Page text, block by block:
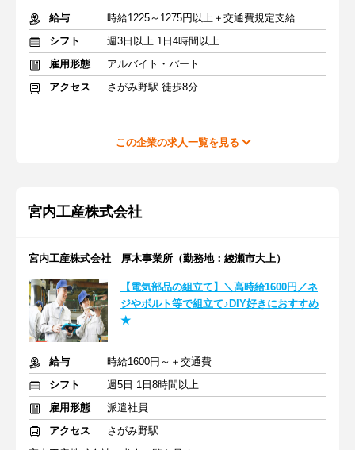
給与
時給1225～1275円以上＋交通費規定支給
シフト
週3日以上 1日4時間以上
雇用形態
アルバイト・パート
アクセス
さがみ野駅 徒歩8分
この企業の求人一覧を見る
宮内工産株式会社
宮内工産株式会社 厚木事業所（勤務地：綾瀬市大上）
【電気部品の組立て】＼高時給1600円／ネ
ジやボルト等で組立て♪DIY好きにおすすめ
★
給与
時給1600円～＋交通費
シフト
週5日 1日8時間以上
雇用形態
派遣社員
アクセス
さがみ野駅